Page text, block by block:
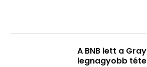
A BNB lett a
legnagyobb